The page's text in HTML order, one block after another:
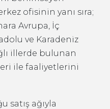
ofisinin yanı sıra;
Avrupa, İç
ve Karadeniz
illerde bulunan
ile faaliyetlerini
satış ağıyla